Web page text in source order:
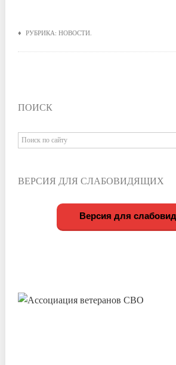
♦ РУБРИКА:НОВОСТИ.
ПОИСК
ВЕРСИЯ ДЛЯ СЛАБОВИДЯЩИХ
Версия для